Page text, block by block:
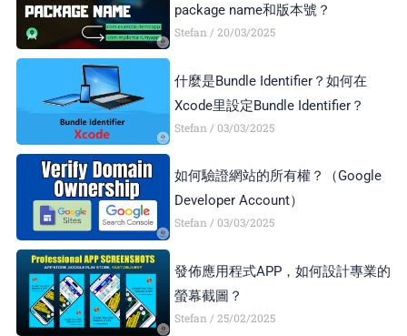
package name和版本號？
Stefan 20/03/2025
什麼是Bundle Identifier？如何在
Xcode里設定Bundle Identifier？
Stefan 03/03/2025
如何驗證網站的所有權？（Google
Developer Account）
Stefan 03/03/2025
發佈應用程式APP，如何設計專業的
螢幕截圖？
Stefan 25/02/2025